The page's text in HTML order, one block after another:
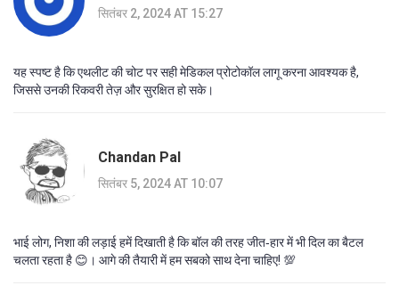
सितंबर 2, 2024 AT 15:27
यह स्पष्ट है कि एथलीट की चोट पर सही मेडिकल प्रोटोकॉल लागू करना आवश्यक है,
जिससे उनकी रिकवरी तेज़ और सुरक्षित हो सके।
Chandan Pal
सितंबर 5, 2024 AT 10:07
भाई लोग, निशा की लड़ाई हमें दिखाती है कि बॉल की तरह जीत‑हार में भी दिल का बैटल
चलता रहता है 😊। आगे की तैयारी में हम सबको साथ देना चाहिए! 💯